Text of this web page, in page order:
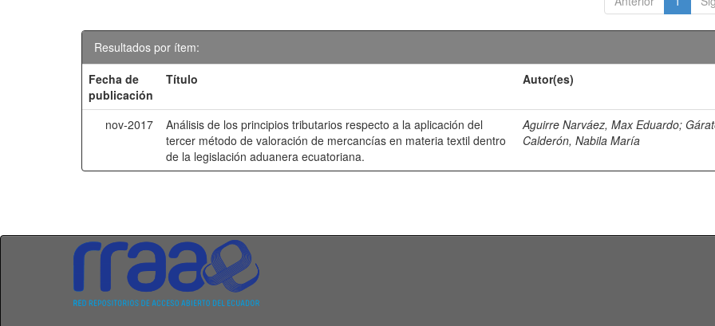
Resultados por ítem:
Fecha de
publicación
Título Autor(es)
nov-2017
Análisis de los principios tributarios respecto a la aplicación del
tercer método de valoración de mercancías en materia textil dentro
de la legislación aduanera ecuatoriana.
Aguirre Narváez, Max Eduardo;
Calderón, Nabila María